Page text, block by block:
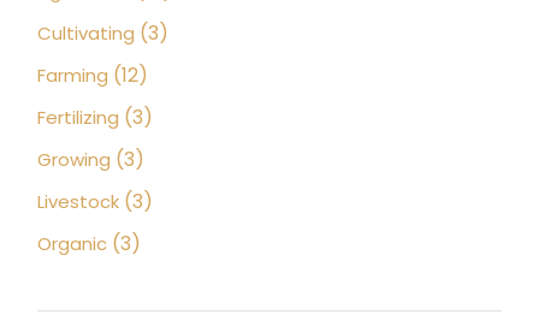
Cultivating (3)
Farming (12)
Fertilizing (3)
Growing (3)
Livestock (3)
Organic (3)